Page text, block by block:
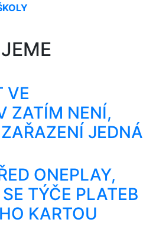
VE
ZATÍM NENÍ,
JEDNÁ
ONEPLAY,
TÝČE PLATEB
KARTOU